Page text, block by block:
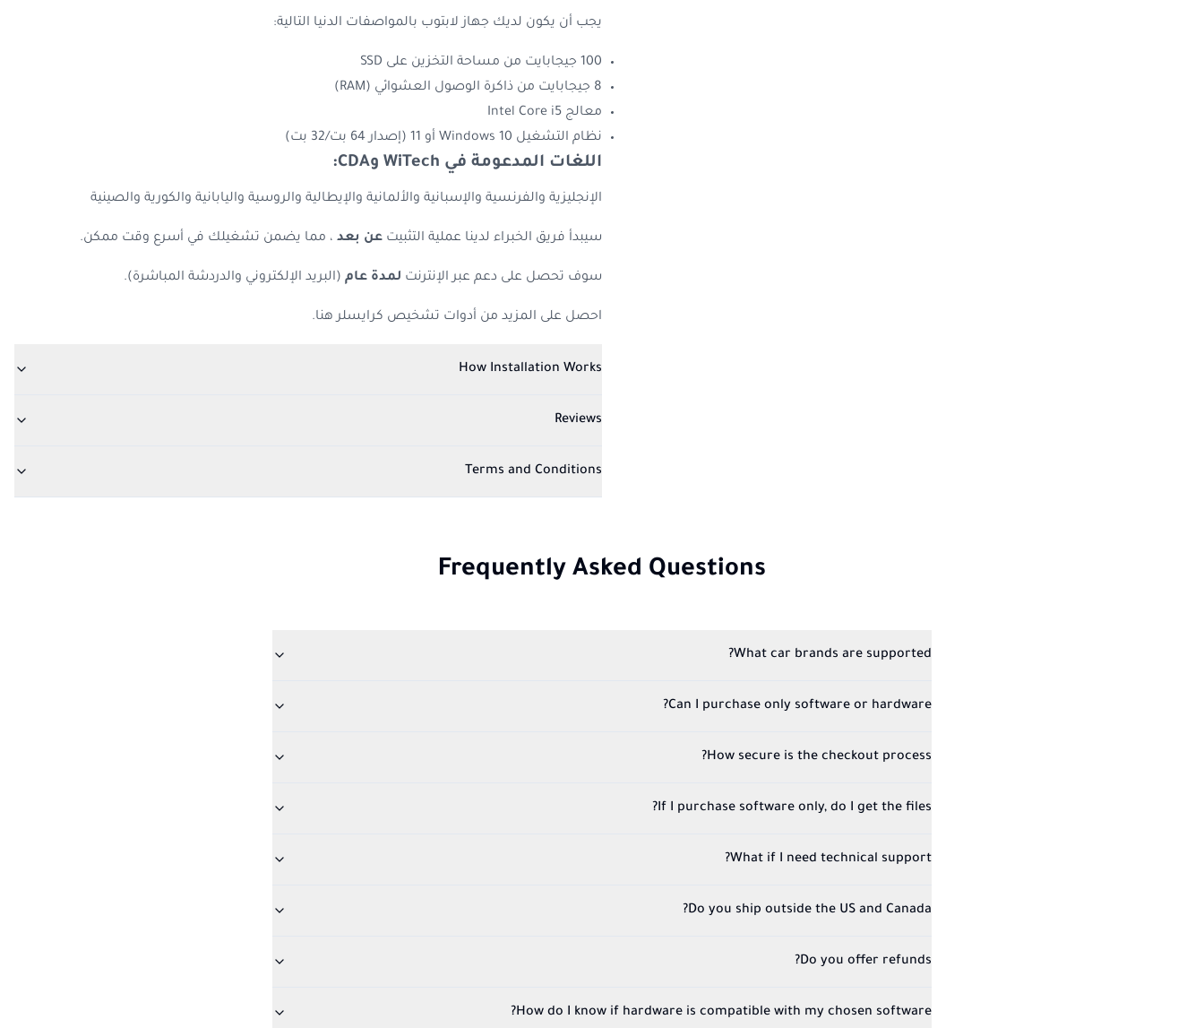
يجب أن يكون لديك جهاز لابتوب بالمواصفات الدنيا التالية:
100 جيجابايت من مساحة التخزين على SSD
8 جيجابايت من ذاكرة الوصول العشوائي (RAM)
معالج Intel Core i5
نظام التشغيل Windows 10 أو 11 (إصدار 64 بت/32 بت)
اللغات المدعومة في WiTech وCDA:
الإنجليزية والفرنسية والإسبانية والألمانية والإيطالية والروسية واليابانية والكورية والصينية
سيبدأ فريق الخبراء لدينا عملية التثبيت عن بعد ، مما يضمن تشغيلك في أسرع وقت ممكن.
سوف تحصل على دعم عبر الإنترنت لمدة عام (البريد الإلكتروني والدردشة المباشرة).
احصل على المزيد من أدوات تشخيص كرايسلر هنا.
How Installation Works
Reviews
Terms and Conditions
Frequently Asked Questions
What car brands are supported?
Can I purchase only software or hardware?
How secure is the checkout process?
If I purchase software only, do I get the files?
What if I need technical support?
Do you ship outside the US and Canada?
Do you offer refunds?
How do I know if hardware is compatible with my chosen software?